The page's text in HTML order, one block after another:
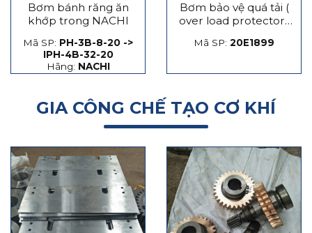
Bơm bánh răng ăn
khớp trong NACHI
Mã SP: PH-3B-8-20 ->
IPH-4B-32-20
Hãng: NACHI
Bơm bảo vệ quá tải (
over load protector)
máy dập
Mã SP: 20E1899
GIA CÔNG CHẾ TẠO CƠ KHÍ